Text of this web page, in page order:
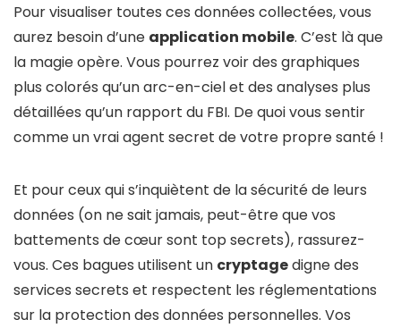
Pour visualiser toutes ces données collectées, vous
aurez besoin d’une application mobile. C’est là que
la magie opère. Vous pourrez voir des graphiques
plus colorés qu’un arc-en-ciel et des analyses plus
détaillées qu’un rapport du FBI. De quoi vous sentir
comme un vrai agent secret de votre propre santé !
Et pour ceux qui s’inquiètent de la sécurité de leurs
données (on ne sait jamais, peut-être que vos
battements de cœur sont top secrets), rassurez-
vous. Ces bagues utilisent un cryptagedigne des
services secrets et respectent les réglementations
sur la protection des données personnelles. Vos